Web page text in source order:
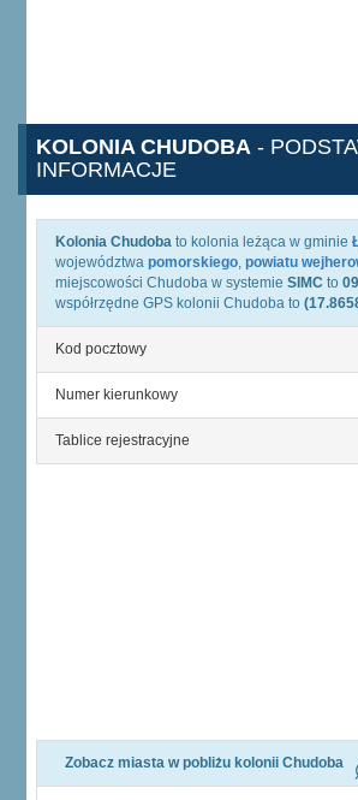
KOLONIA CHUDOBA -
INFORMACJE
Kolonia Chudoba to kolonia leżąca w gminie
województwa pomorskiego, powiatu
miejscowości Chudoba w systemie SIMC to
współrzędne GPS kolonii Chudoba to
Kod pocztowy
Numer kierunkowy
Tablice rejestracyjne
Zobacz miasta w pobliżu kolonii Chudoba